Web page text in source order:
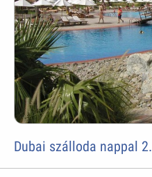
Dubai szálloda nappal 2.